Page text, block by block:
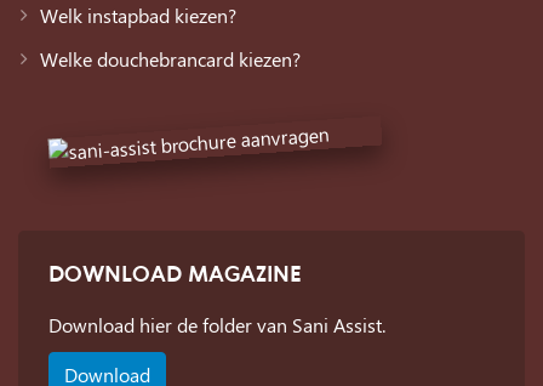
Welk instapbad kiezen?
Welke douchebrancard kiezen?
DOWNLOAD MAGAZINE
Download hier de folder van Sani Assist.
Download